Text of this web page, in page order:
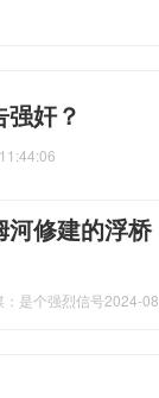
奸？
修建的浮桥
是个强烈信号2024-